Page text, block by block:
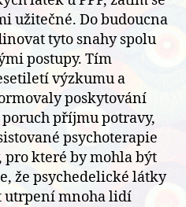
užitečné. Do budoucna
tyto snahy spolu
postupy. Tím
výzkumu a
poskytování
příjmu potravy,
psychoterapie
pro které by mohla být
že psychedelické látky
utrpení mnoha lidí